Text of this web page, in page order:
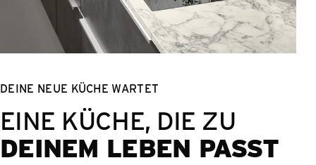
DEINE NEUE KÜCHE WARTET
EINE KÜCHE, DIE ZU
DEINEM LEBEN PASST